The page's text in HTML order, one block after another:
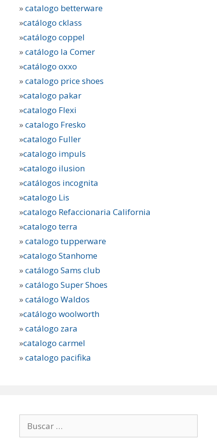
»catalogo betterware
»catálogo cklass
»catálogo coppel
»catálogo la Comer
»catálogo oxxo
»catalogo price shoes
»catalogo pakar
»catalogo Flexi
»catalogo Fresko
»catalogo Fuller
»catalogo impuls
»catalogo ilusion
»catálogos incognita
»catalogo Lis
»catalogo Refaccionaria California
»catalogo terra
»catalogo tupperware
»catalogo Stanhome
»catálogo Sams club
»catálogo Super Shoes
»catálogo Waldos
»catálogo woolworth
»catálogo zara
»catalogo carmel
»catalogo pacifika